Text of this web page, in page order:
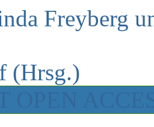
Freyberg
(Hrsg.)